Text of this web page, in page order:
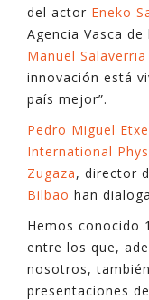
del actor Eneko
Agencia Vasca
Manuel Salaverria
innovación está
país mejor”.
Pedro Miguel
International
Zugaza, director
Bilbao han
Hemos conocido
entre los que,
nosotros,
presentaciones de